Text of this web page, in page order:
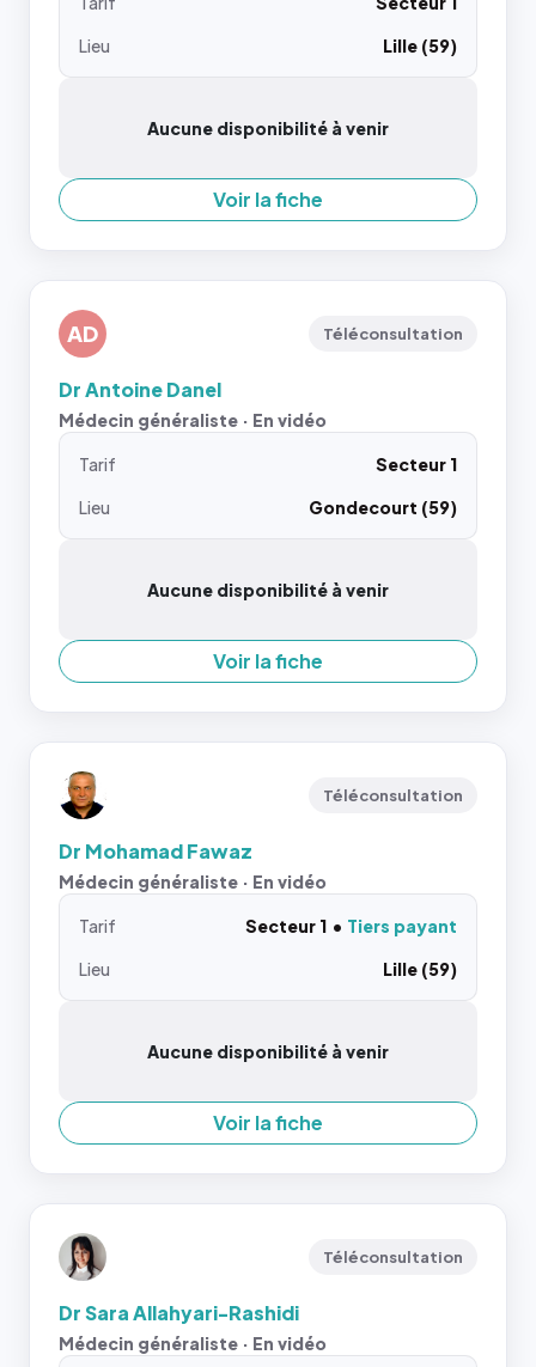
Lieu
Lille (59)
Aucune disponibilité à venir
Voir la fiche
AD Téléconsultation
Dr Antoine Danel
Médecin généraliste · En vidéo
Tarif
Secteur 1
Lieu
Gondecourt (59)
Aucune disponibilité à venir
Voir la fiche
Téléconsultation
Dr Mohamad Fawaz
Médecin généraliste · En vidéo
Tarif Secteur 1
Tiers payant
Lieu
Lille (59)
Aucune disponibilité à venir
Voir la fiche
Téléconsultation
Dr Sara Allahyari-Rashidi
Médecin généraliste · En vidéo